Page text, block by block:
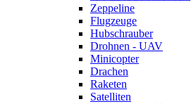
Zeppeline
Flugzeuge
Hubschrauber
Drohnen - UAV
Minicopter
Drachen
Raketen
Satelliten